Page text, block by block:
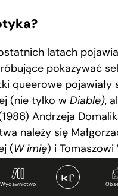
Wydawnictwo
latach
pokazywać
queerowe pojawiały
(nie tylko w Diable),
Andrzeja
należy się
(W imię) i Tomaszowi
). Silnie
w